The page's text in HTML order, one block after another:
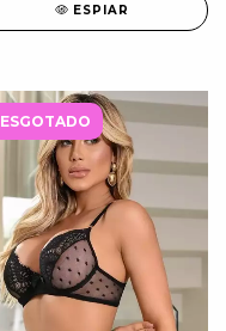
ESPIAR
ESGOTADO